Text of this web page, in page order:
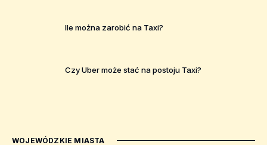
Ile można zarobić na Taxi?
Czy Uber może stać na postoju Taxi?
WOJEWÓDZKIE MIASTA